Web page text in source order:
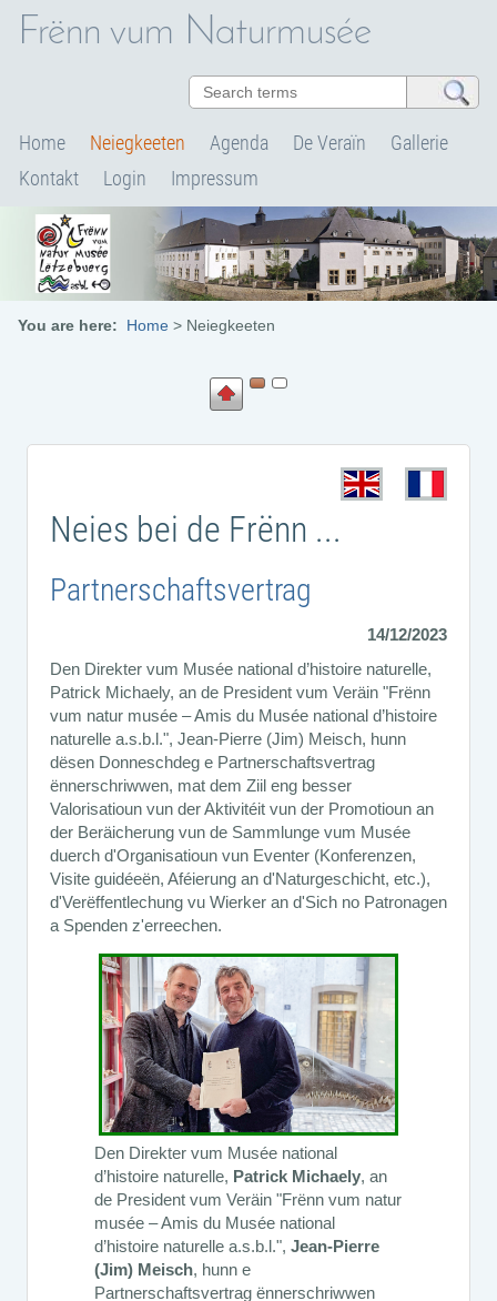
Frënn vum Naturmusée
Home Neiegkeeten Agenda De Veraïn
Gallerie
Kontakt
Login Impressum
You are here: Home > Neiegkeeten
Neies bei de Frënn ...
Partnerschaftsvertrag
14/12/2023
Den Direkter vum Musée national d’histoire naturelle,
Patrick Michaely, an de President vum Veräin "Frënn
vum natur musée – Amis du Musée national d’histoire
naturelle a.s.b.l.", Jean-Pierre (Jim) Meisch, hunn
dësen Donneschdeg e Partnerschaftsvertrag
ënnerschriwwen, mat dem Ziil eng besser
Valorisatioun vun der Aktivitéit vun der Promotioun an
der Beräicherung vun de Sammlunge vum Musée
duerch d'Organisatioun vun Eventer (Konferenzen,
Visite guidéeën, Aféierung an d'Naturgeschicht, etc.),
d'Verëffentlechung vu Wierker an d'Sich no Patronagen
a Spenden z'erreechen.
Den Direkter vum Musée national
d’histoire naturelle, Patrick Michaely, an
de President vum Veräin "Frënn vum natur
musée – Amis du Musée national
d’histoire naturelle a.s.b.l.", Jean-Pierre
(Jim) Meisch, hunn e
Partnerschaftsvertrag ënnerschriwwen